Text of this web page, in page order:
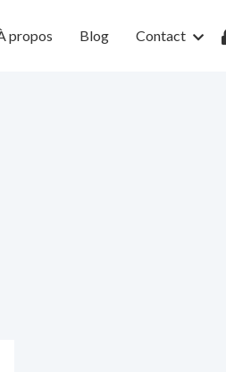
propos Blog Contact